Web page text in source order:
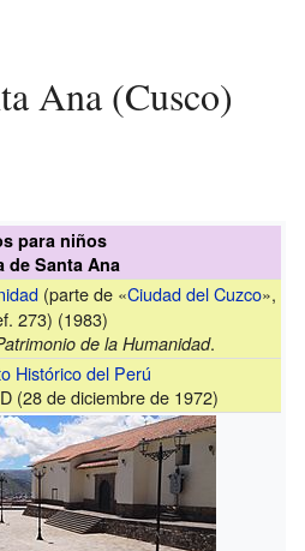
para niños
de Santa Ana
(parte de «Ciudad del Cuzco»,
273) (1983)
de la Humanidad.
Histórico del Perú
(28 de diciembre de 1972)